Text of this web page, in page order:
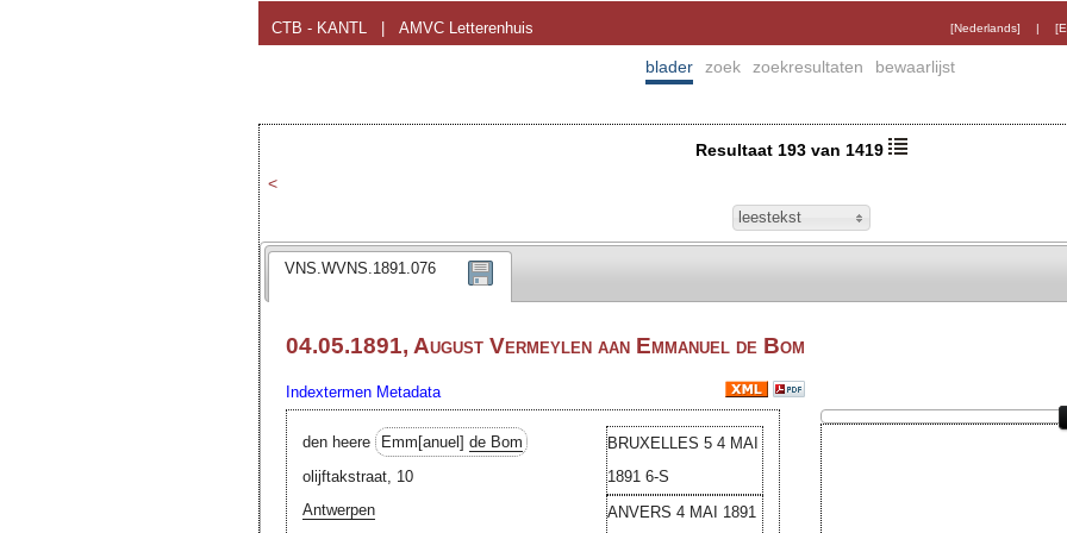
CTB - KANTL AMVC Letterenhuis |
[Nederlands]
blader zoek zoekresultaten bewaarlijst
<
Resultaat 193 van 1419
leestekst
VNS.WVNS.1891.076
04.05.1891, August Vermeylen aan Emmanuel de Bom
Indextermen Metadata
BRUXELLES 5 4 MAI
1891 6-S
ANVERS 4 MAI 1891
den heere Emm[anuel] de Bom
olijftakstraat, 10
Antwerpen